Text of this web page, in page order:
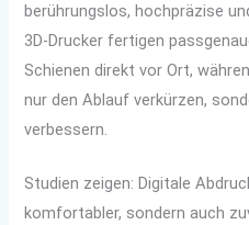
berührungslos, hochpräzise
3D-Drucker fertigen
Schienen direkt vor Ort,
nur den Ablauf verkürzen,
verbessern.
Studien zeigen: Digitale
komfortabler, sondern auch